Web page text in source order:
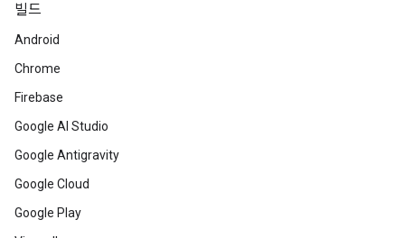
빌드
Android
Chrome
Firebase
Google AI Studio
Google Antigravity
Google Cloud
Google Play